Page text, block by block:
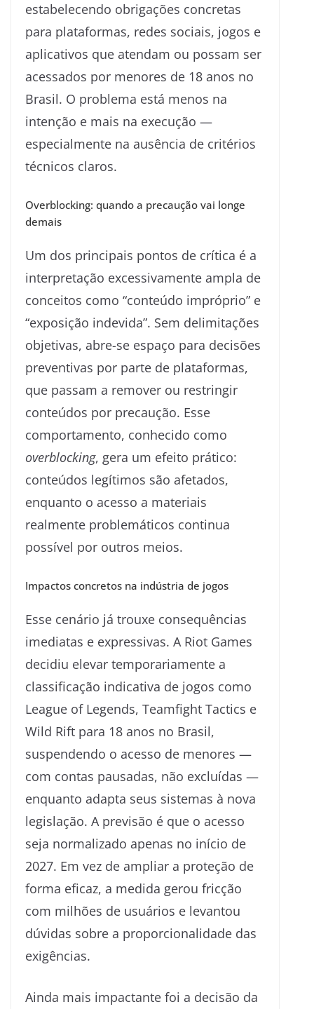
estabelecendo obrigações concretas
para plataformas, redes sociais, jogos e
aplicativos que atendam ou possam ser
acessados por menores de 18 anos no
Brasil. O problema está menos na
intenção e mais na execução —
especialmente na ausência de critérios
técnicos claros.
Overblocking: quando a precaução vai longe
demais
Um dos principais pontos de crítica é a
interpretação excessivamente ampla de
conceitos como “conteúdo impróprio” e
“exposição indevida”. Sem delimitações
objetivas, abre-se espaço para decisões
preventivas por parte de plataformas,
que passam a remover ou restringir
conteúdos por precaução. Esse
comportamento, conhecido como
overblocking, gera um efeito prático:
conteúdos legítimos são afetados,
enquanto o acesso a materiais
realmente problemáticos continua
possível por outros meios.
Impactos concretos na indústria de jogos
Esse cenário já trouxe consequências
imediatas e expressivas. A Riot Games
decidiu elevar temporariamente a
classificação indicativa de jogos como
League of Legends, Teamfight Tactics e
Wild Rift para 18 anos no Brasil,
suspendendo o acesso de menores —
com contas pausadas, não excluídas —
enquanto adapta seus sistemas à nova
legislação. A previsão é que o acesso
seja normalizado apenas no início de
2027. Em vez de ampliar a proteção de
forma eficaz, a medida gerou fricção
com milhões de usuários e levantou
dúvidas sobre a proporcionalidade das
exigências.
Ainda mais impactante foi a decisão da